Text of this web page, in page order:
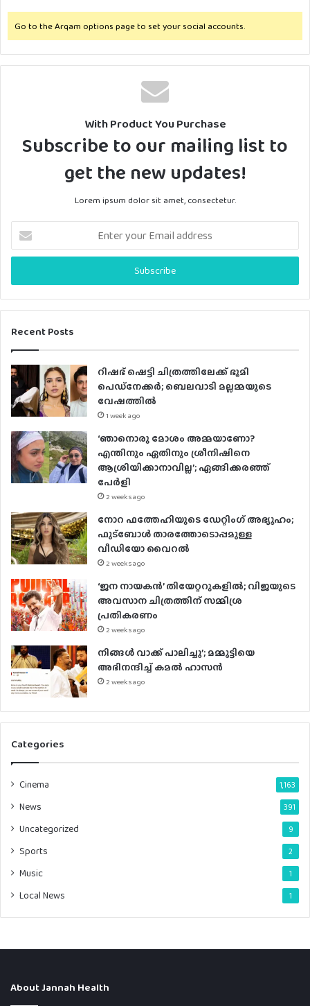
Go to the Arqam options page to set your social accounts.
With Product You Purchase
Subscribe to our mailing list to
get the new updates!
Lorem ipsum dolor sit amet, consectetur.
t
r
y
u
m
a
i
l
a
d
d
r
s
Recent Posts
റിഷഭ് ഷെട്ടി ചിത്രത്തിലേക്ക് ഭൂമി
പെഡ്‌നേക്കർ; ബെലവാടി മല്ലമ്മയുടെ
വേഷത്തിൽ
1 week ago
‘ഞാനൊരു മോശം അമ്മയാണോ?
എന്തിനും ഏതിനും ശ്രീനിഷിനെ
ആശ്രിയിക്കാനാവില്ല’; ഏങ്ങിക്കരഞ്ഞ്
പേർളി
2 weeks ago
നോറ ഫത്തേഹിയുടെ ഡേറ്റിംഗ് അഭ്യൂഹം;
ഫുട്ബോൾ താരത്തോടൊപ്പമുള്ള
വീഡിയോ വൈറൽ
2 weeks ago
‘ജന നായകൻ’ തിയേറ്ററുകളിൽ; വിജയുടെ
അവസാന ചിത്രത്തിന് സമ്മിശ്ര
പ്രതികരണം
2 weeks ago
നിങ്ങൾ വാക്ക് പാലിച്ചു’; മമ്മൂട്ടിയെ
അഭിനന്ദിച്ച് കമൽ ഹാസൻ
2 weeks ago
Categories
Cinema 1,163
News 391
Uncategorized 9
Sports 2
Music 1
Local News 1
About Jannah Health